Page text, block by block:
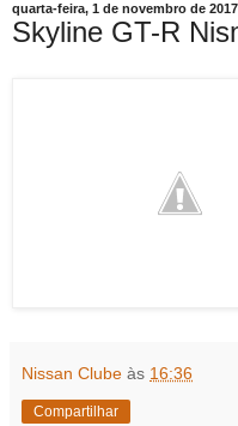
quarta-feira, 1 de novembro de 2017
Skyline GT-R
Nissan Clube às 16:36
Compartilhar